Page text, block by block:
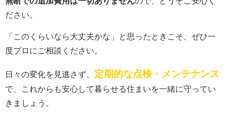
ださい。
「このくらいなら大丈夫かな」と思ったときこそ、ぜひ一
度プロにご相談ください。
日々の変化を見逃さず、 定期的な点検・メンテナンス
で、これからも安心して暮らせる住まいを一緒に守ってい
きましょう。